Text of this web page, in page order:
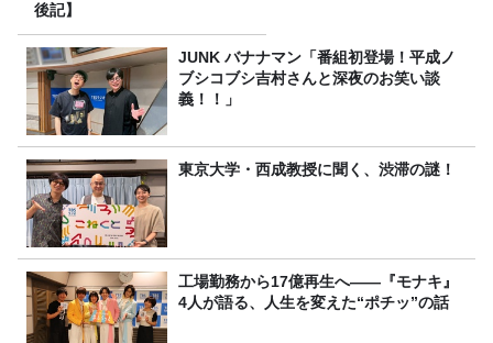
後記】
JUNK バナナマン「番組初登場！平成ノ
ブシコブシ吉村さんと深夜のお笑い談
義！！」
東京大学・西成教授に聞く、渋滞の謎！
工場勤務から17億再生へ——『モナキ』
4人が語る、人生を変えた“ポチッ”の話